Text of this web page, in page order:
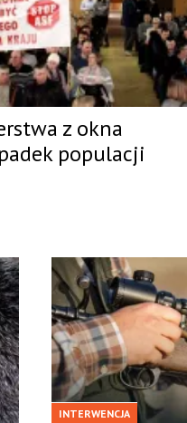
z okna
populacji
INTERWENCJA